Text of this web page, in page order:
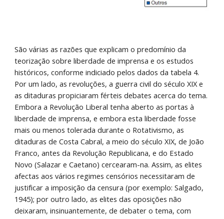
São várias as razões que explicam o predomínio da
teorização sobre liberdade de imprensa e os estudos
históricos, conforme indiciado pelos dados da tabela 4.
Por um lado, as revoluções, a guerra civil do século XIX e
as ditaduras propiciaram férteis debates acerca do tema.
Embora a Revolução Liberal tenha aberto as portas à
liberdade de imprensa, e embora esta liberdade fosse
mais ou menos tolerada durante o Rotativismo, as
ditaduras de Costa Cabral, a meio do século XIX, de João
Franco, antes da Revolução Republicana, e do Estado
Novo (Salazar e Caetano) cercearam-na. Assim, as elites
afectas aos vários regimes censórios necessitaram de
justificar a imposição da censura (por exemplo: Salgado,
1945); por outro lado, as elites das oposições não
deixaram, insinuantemente, de debater o tema, com